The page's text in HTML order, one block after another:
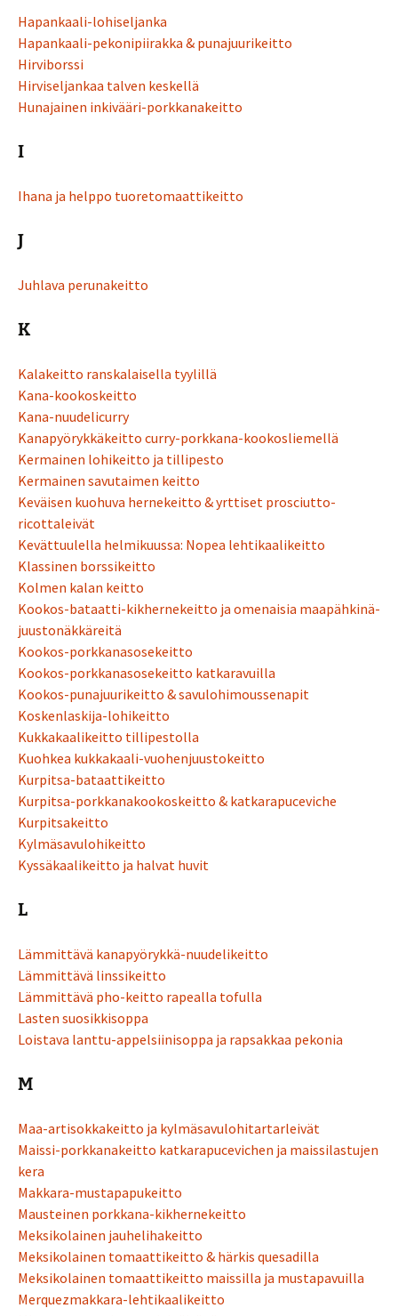
Hapankaali-lohiseljanka
Hapankaali-pekonipiirakka & punajuurikeitto
Hirviborssi
Hirviseljankaa talven keskellä
Hunajainen inkivääri-porkkanakeitto
I
Ihana ja helppo tuoretomaattikeitto
J
Juhlava perunakeitto
K
Kalakeitto ranskalaisella tyylillä
Kana-kookoskeitto
Kana-nuudelicurry
Kanapyörykkäkeitto curry-porkkana-kookosliemellä
Kermainen lohikeitto ja tillipesto
Kermainen savutaimen keitto
Keväisen kuohuva hernekeitto & yrttiset prosciutto-
ricottaleivät
Kevättuulella helmikuussa: Nopea lehtikaalikeitto
Klassinen borssikeitto
Kolmen kalan keitto
Kookos-bataatti-kikhernekeitto ja omenaisia maapähkinä-
juustonäkkäreitä
Kookos-porkkanasosekeitto
Kookos-porkkanasosekeitto katkaravuilla
Kookos-punajuurikeitto & savulohimoussenapit
Koskenlaskija-lohikeitto
Kukkakaalikeitto tillipestolla
Kuohkea kukkakaali-vuohenjuustokeitto
Kurpitsa-bataattikeitto
Kurpitsa-porkkanakookoskeitto & katkarapuceviche
Kurpitsakeitto
Kylmäsavulohikeitto
Kyssäkaalikeitto ja halvat huvit
L
Lämmittävä kanapyörykkä-nuudelikeitto
Lämmittävä linssikeitto
Lämmittävä pho-keitto rapealla tofulla
Lasten suosikkisoppa
Loistava lanttu-appelsiinisoppa ja rapsakkaa pekonia
M
Maa-artisokkakeitto ja kylmäsavulohitartarleivät
Maissi-porkkanakeitto katkarapucevichen ja maissilastujen
kera
Makkara-mustapapukeitto
Mausteinen porkkana-kikhernekeitto
Meksikolainen jauhelihakeitto
Meksikolainen tomaattikeitto & härkis quesadilla
Meksikolainen tomaattikeitto maissilla ja mustapavuilla
Merquezmakkara-lehtikaalikeitto